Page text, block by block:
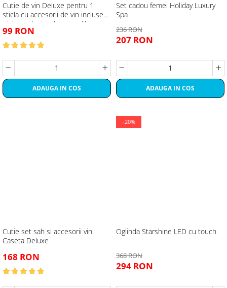
Cutie de vin Deluxe pentru 1
sticla cu accesorii de vin incluse
piele ecologica de crocodil
99 RON
ADAUGA IN COS
Set cadou femei Holiday Luxury
Spa
236 RON
207 RON
ADAUGA IN COS
Cutie set sah si accesorii vin
Caseta Deluxe
168 RON
-20%
Oglinda Starshine LED cu touch
368 RON
294 RON